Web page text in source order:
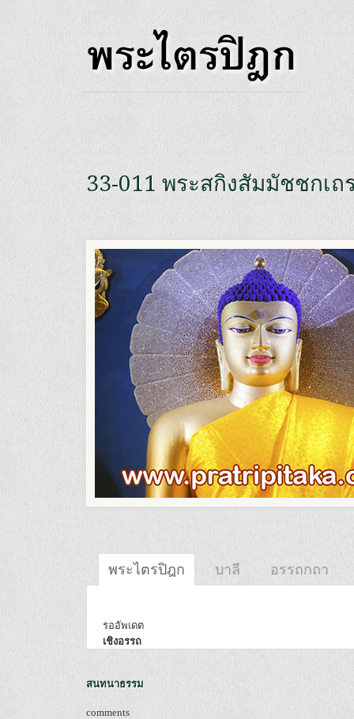
33-011 พระสกิงสัมมัชชกเถ
พระไตรปิฎก บาลี อรรถกถา
รออัพเดต
เชิงอรรถ
สนทนาธรรม
comments